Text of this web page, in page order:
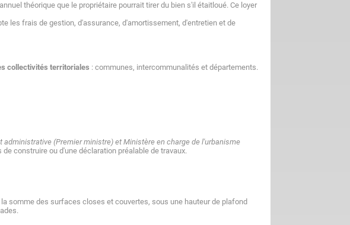
théorique que le propriétaire pourrait tirer du bien s'il étaitloué. Ce loyer
les frais de gestion, d'assurance, d'amortissement, d'entretien et de
collectivités territoriales : communes, intercommunalités et départements.
(Premier ministre) et Ministère en charge de l'urbanisme
construire ou d'une déclaration préalable de travaux.
somme des surfaces closes et couvertes, sous une hauteur de plafond